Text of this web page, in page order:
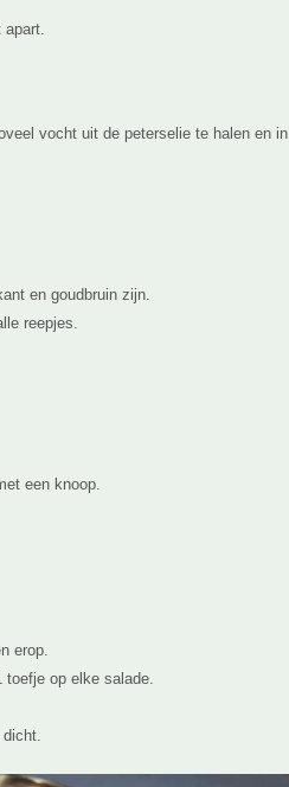
apart.
vocht uit de peterselie te halen en in
en goudbruin zijn.
reepjes.
een knoop.
erop.
toefje op elke salade.